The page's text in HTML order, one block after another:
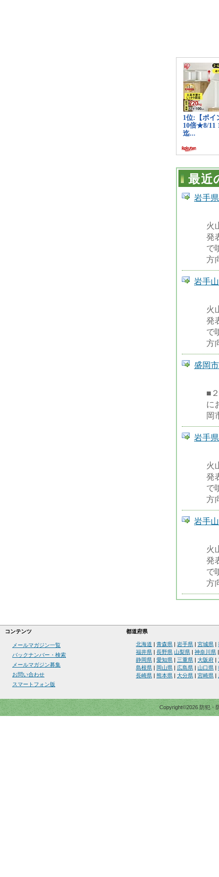
最近
岩手
火
発
で
方
岩手
火
発
で
方
盛岡
■
に
岡
岩手
火
発
で
方
岩手
火
発
で
方
コンテンツ 都道府県
メールマガジン一覧
バックナンバー・検索
メールマガジン募集
お問い合わせ
スマートフォン版
北海道 青森県 岩手県 宮城県
福井県
長野県 山梨県 神奈川県
静岡県
愛知県 三重県 大阪府
島根県
岡山県 広島県 山口県
長崎県
熊本県 大分県 宮崎県
Copyright©2026 防犯・